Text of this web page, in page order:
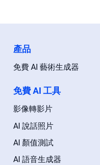
產品
免費 AI 藝術生成器
免費 AI 工具
影像轉影片
AI 說話照片
AI 顏值測試
AI 語音生成器